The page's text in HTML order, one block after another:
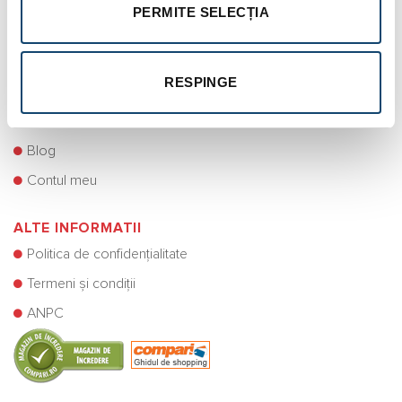
PERMITE SELECȚIA
RESPINGE
Blog
Contul meu
ALTE INFORMATII
Politica de confidențialitate
Termeni și condiții
ANPC